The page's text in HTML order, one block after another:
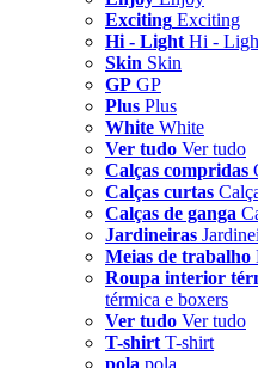
Exciting Exciting
Hi - Light Hi -
Skin Skin
GP GP
Plus Plus
White White
Ver tudo Ver tudo
Calças compridas
Calças curtas
Calças de ganga
Jardineiras
Meias de trabalho
Roupa interior
térmica e boxers
Ver tudo Ver tudo
T-shirt T-shirt
pola pola